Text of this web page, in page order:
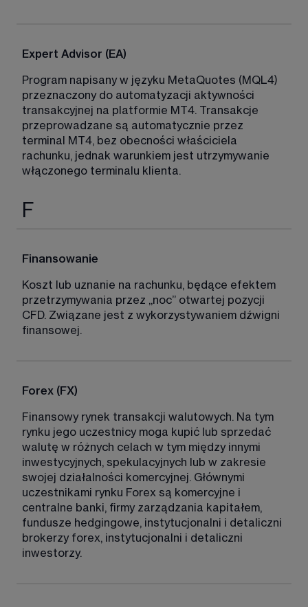
Expert Advisor (EA)
Program napisany w języku MetaQuotes (MQL4)
przeznaczony do automatyzacji aktywności
transakcyjnej na platformie MT4. Transakcje
przeprowadzane są automatycznie przez
terminal MT4, bez obecności właściciela
rachunku, jednak warunkiem jest utrzymywanie
włączonego terminalu klienta.
F
Finansowanie
Koszt lub uznanie na rachunku, będące efektem
przetrzymywania przez „noc” otwartej pozycji
CFD. Związane jest z wykorzystywaniem dźwigni
finansowej.
Forex (FX)
Finansowy rynek transakcji walutowych. Na tym
rynku jego uczestnicy moga kupić lub sprzedać
walutę w różnych celach w tym między innymi
inwestycyjnych, spekulacyjnych lub w zakresie
swojej działalności komercyjnej. Głównymi
uczestnikami rynku Forex są komercyjne i
centralne banki, firmy zarządzania kapitałem,
fundusze hedgingowe, instytucjonalni i detaliczni
brokerzy forex, instytucjonalni i detaliczni
inwestorzy.